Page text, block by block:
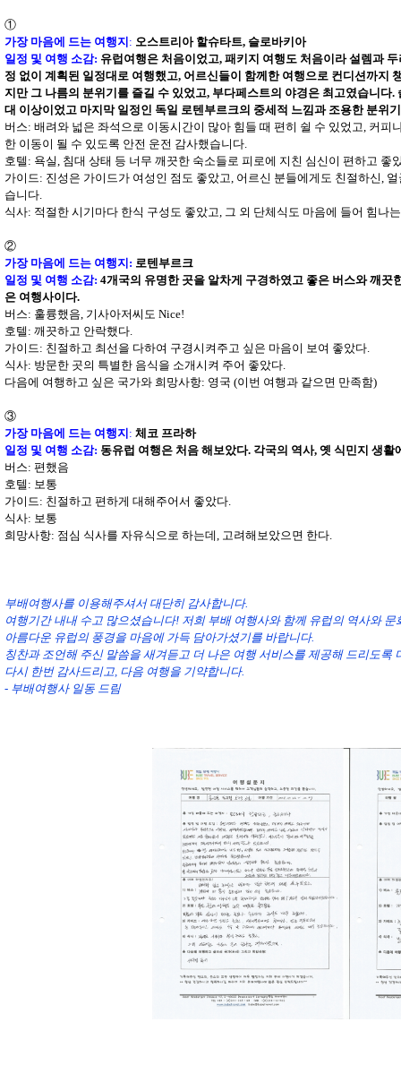
①
가장 마음에 드는 여행지 : 오스트리아 할슈타트, 슬로바키아
일정 및 여행 소감: 유럽여행은 처음이었고, 패키지 여행도 처음이라 설렘과
정 없이 계획된 일정대로 여행했고, 어르신들이 함께한 여행으로 컨디션까지
지만 그 나름의 분위기를 즐길 수 있었고, 부다페스트의 야경은 최고였습니다.
대 이상이었고 마지막 일정인 독일 로텐부르크의 중세적 느낌과 조용한 분위
버스: 배려와 넓은 좌석으로 이동시간이 많아 힘들 때 편히 쉴 수 있었고, 커피
한 이동이 될 수 있도록 안전 운전 감사했습니다.
호텔 : 욕실, 침대 상태 등 너무 깨끗한 숙소들로 피로에 지친 심신이 편하고 좋
가이드: 진성은 가이드가 여성인 점도 좋았고, 어르신 분들에게도 친절하신,
습니다.
식사: 적절한 시기마다 한식 구성도 좋았고, 그 외 단체식도 마음에 들어 힘나
②
가장 마음에 드는 여행지 : 로텐부르크
일정 및 여행 소감: 4개국의 유명한 곳을 알차게 구경하였고 좋은 버스와 깨끗
은 여행사이다.
버스: 훌륭했음, 기사아저씨도 Nice!
호텔 : 깨끗하고 안락했다.
가이드: 친절하고 최선을 다하여 구경시켜주고 싶은 마음이 보여 좋았다.
식사: 방문한 곳의 특별한 음식을 소개시켜 주어 좋았다.
다음에 여행하고 싶은 국가와 희망사항: 영국 (이번 여행과 같으면 만족함)
③
가장 마음에 드는 여행지 : 체코 프라하
일정 및 여행 소감: 동유럽 여행은 처음 해보았다. 각국의 역사, 옛 식민지 생활
버스: 편했음
호텔 : 보통
가이드: 친절하고 편하게 대해주어서 좋았다.
식사: 보통
희망사항: 점심 식사를 자유식으로 하는데, 고려해보았으면 한다.
부배여행사를 이용해주셔서 대단히 감사합니다.
여행기간 내내 수고 많으셨습니다! 저희 부배 여행사와 함께 유럽의 역사와
아름다운 유럽의 풍경을 마음에 가득 담아가셨기를 바랍니다.
칭찬과 조언해 주신 말씀을 새겨듣고 더 나은 여행 서비스를 제공해 드리도록
다시 한번 감사드리고, 다음 여행을 기약합니다.
- 부배여행사 일동 드림